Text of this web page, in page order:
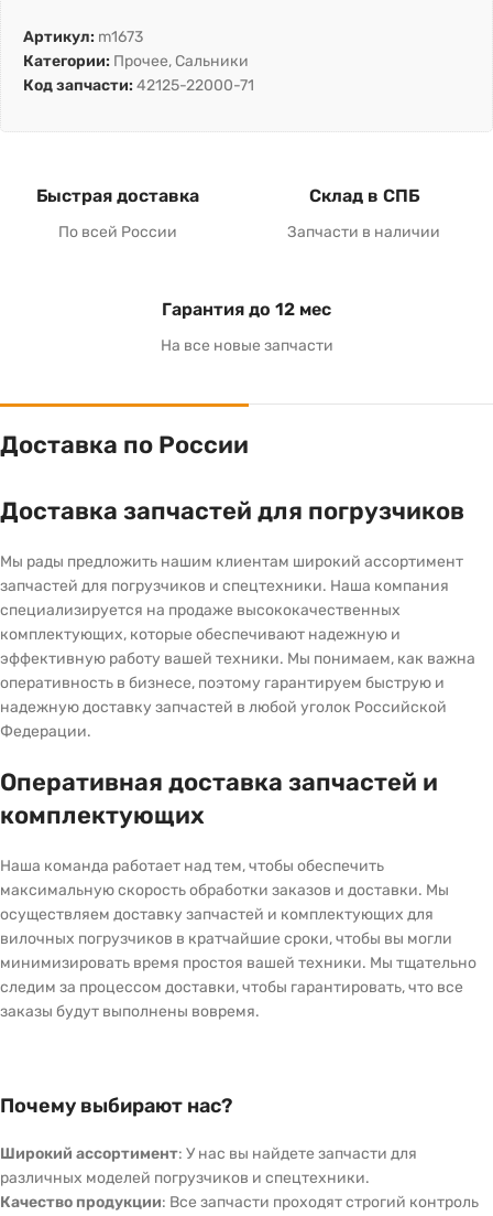
Артикул: m1673
Категории: Прочее, Сальники
Код запчасти: 42125-22000-71
Быстрая доставка
По всей России
Склад в СПБ
Запчасти в наличии
Гарантия до 12 мес
На все новые запчасти
Доставка по России
Доставка запчастей для погрузчиков
Мы рады предложить нашим клиентам широкий ассортимент
запчастей для погрузчиков и спецтехники. Наша компания
специализируется на продаже высококачественных
комплектующих, которые обеспечивают надежную и
эффективную работу вашей техники. Мы понимаем, как важна
оперативность в бизнесе, поэтому гарантируем быструю и
надежную доставку запчастей в любой уголок Российской
Федерации.
Оперативная доставка запчастей и
комплектующих
Наша команда работает над тем, чтобы обеспечить
максимальную скорость обработки заказов и доставки. Мы
осуществляем доставку запчастей и комплектующих для
вилочных погрузчиков в кратчайшие сроки, чтобы вы могли
минимизировать время простоя вашей техники. Мы тщательно
следим за процессом доставки, чтобы гарантировать, что все
заказы будут выполнены вовремя.
Почему выбирают нас?
Широкий ассортимент: У нас вы найдете запчасти для
различных моделей погрузчиков и спецтехники.
Качество продукции: Все запчасти проходят строгий контроль